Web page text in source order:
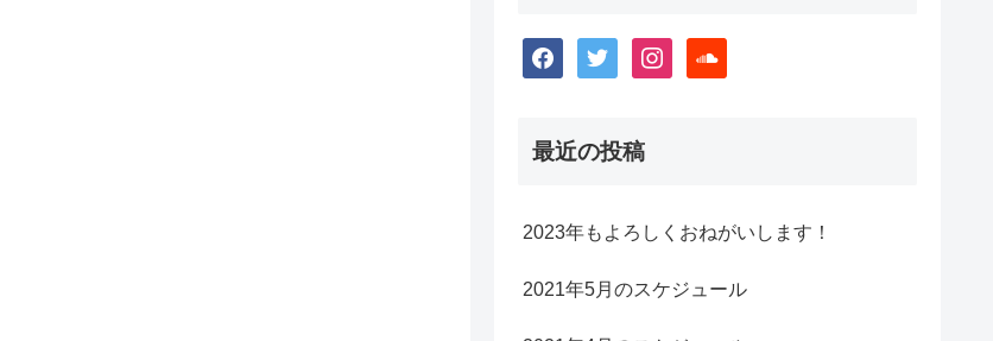
facebooktwitter instagramsoundcloud
最近の投稿
2023年もよろしくおねがいします！
2021年5月のスケジュール